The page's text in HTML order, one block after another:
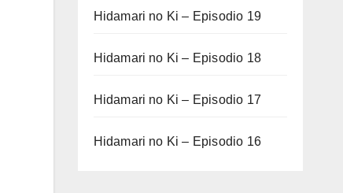
Hidamari no Ki – Episodio 19
Hidamari no Ki – Episodio 18
Hidamari no Ki – Episodio 17
Hidamari no Ki – Episodio 16